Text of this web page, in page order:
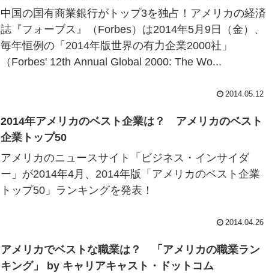
中国の国有商業銀行がトップ3を独占！アメリカの経済
誌『フォーブス』（Forbes）は2014年5月9日（金）、
毎年恒例の「2014年版世界の有力企業2000社」
（Forbes' 12th Annual Global 2000: The Wo...
2014.05.12
2014年アメリカのベスト企業は？ アメリカのベスト
企業トップ50
アメリカのニュースサイト「ビジネス・インサイダ
ー」が2014年4月、2014年版「アメリカのベスト企業
トップ50」ランキングを発表！
2014.04.26
アメリカでベストな職業は？ 「アメリカの職業ラン
キング」 by キャリアキャスト・ドットコム